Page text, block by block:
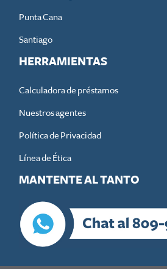
Punta Cana
Santiago
HERRAMIENTAS
Calculadora de préstamos
Nuestros agentes
Política de Privacidad
Línea de Ética
MANTENTE AL TANTO